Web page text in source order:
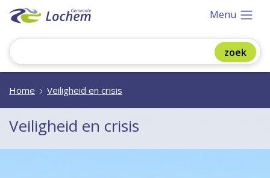
Menu
Home Veiligheid en crisis
Veiligheid en crisis